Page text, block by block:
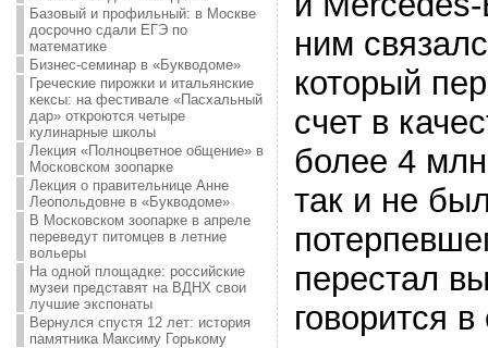
Базовый и профильный: в Москве
досрочно сдали ЕГЭ по
математике
Бизнес-семинар в «Букводоме»
Греческие пирожки и итальянские
кексы: на фестивале «Пасхальный
дар» откроются четыре
кулинарные школы
Лекция «Полноцветное общение» в
Московском зоопарке
Лекция о правительнице Анне
Леопольдовне в «Букводоме»
В Московском зоопарке в апреле
переведут питомцев в летние
вольеры
На одной площадке: российские
музеи представят на ВДНХ свои
лучшие экспонаты
Вернулся спустя 12 лет: история
памятника Максиму Горькому
ним
который
счет в
более 4
так и не
перестал
говорится